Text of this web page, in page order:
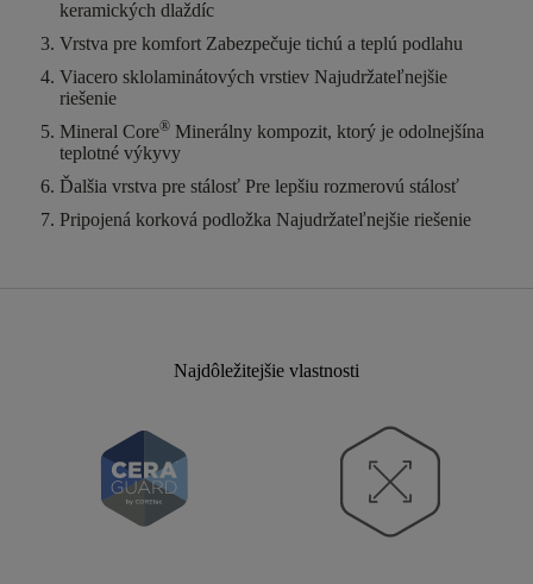
keramických dlaždíc
Vrstva pre komfort Zabezpečuje tichú a teplú podlahu
Viacero sklolaminátových vrstiev Najudržateľnejšie
riešenie
Mineral Core® Minerálny kompozit, ktorý je odolnejšína
teplotné výkyvy
Ďalšia vrstva pre stálosť Pre lepšiu rozmerovú stálosť
Pripojená korková podložka Najudržateľnejšie riešenie
Najdôležitejšie vlastnosti